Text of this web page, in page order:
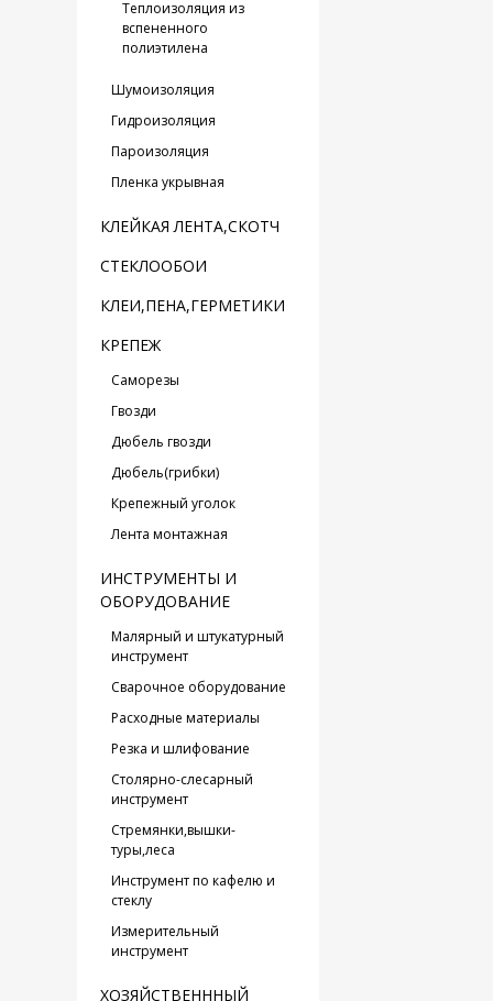
Теплоизоляция из
вспененного
полиэтилена
Шумоизоляция
Гидроизоляция
Пароизоляция
Пленка укрывная
КЛЕЙКАЯ ЛЕНТА,СКОТЧ
СТЕКЛООБОИ
КЛЕИ,ПЕНА,ГЕРМЕТИКИ
КРЕПЕЖ
Саморезы
Гвозди
Дюбель гвозди
Дюбель(грибки)
Крепежный уголок
Лента монтажная
ИНСТРУМЕНТЫ И
ОБОРУДОВАНИЕ
Малярный и штукатурный
инструмент
Сварочное оборудование
Расходные материалы
Резка и шлифование
Столярно-слесарный
инструмент
Стремянки,вышки-
туры,леса
Инструмент по кафелю и
стеклу
Измерительный
инструмент
ХОЗЯЙСТВЕНННЫЙ